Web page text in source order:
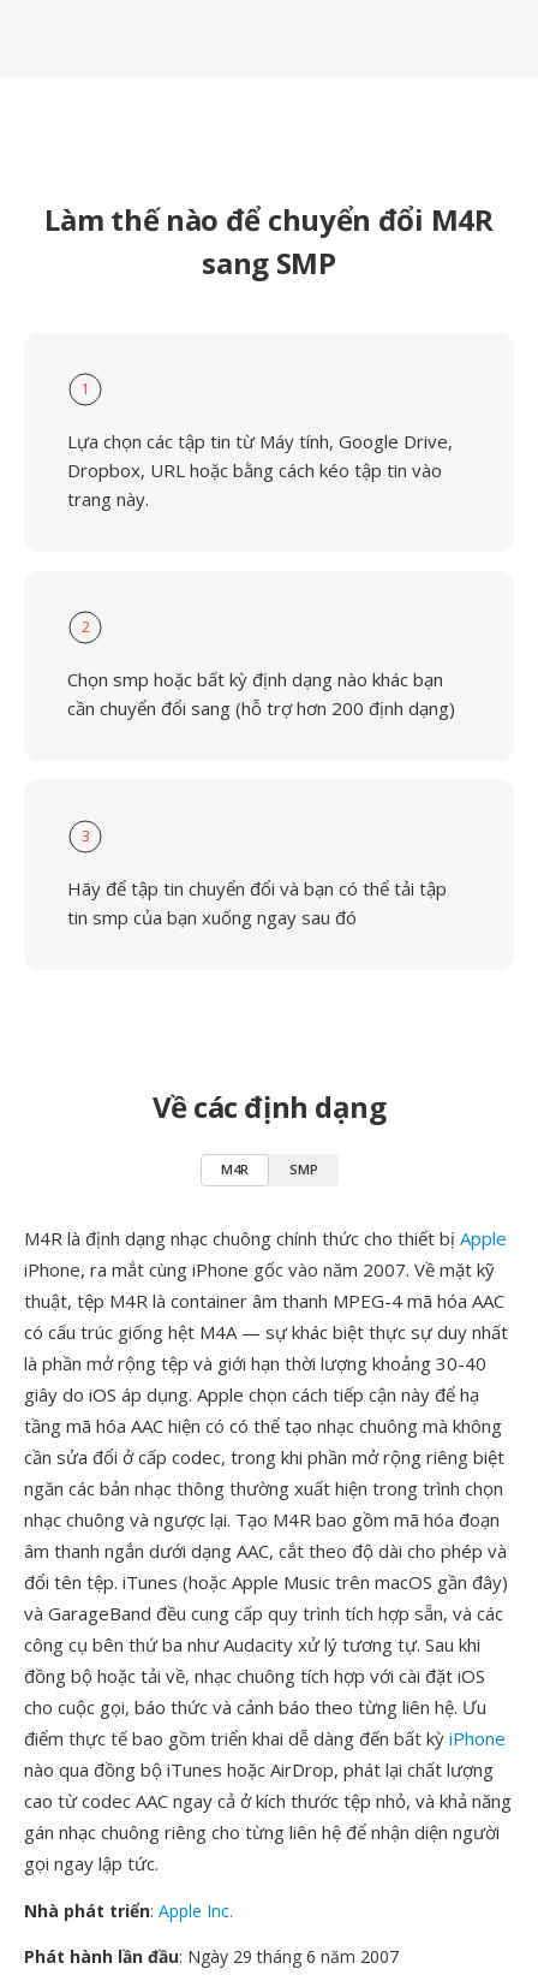
Làm thế nào để chuyển đổi M4R
sang SMP
1
Lựa chọn các tập tin từ Máy tính, Google Drive,
Dropbox, URL hoặc bằng cách kéo tập tin vào
trang này.
2
Chọn smp hoặc bất kỳ định dạng nào khác bạn
cần chuyển đổi sang (hỗ trợ hơn 200 định dạng)
3
Hãy để tập tin chuyển đổi và bạn có thể tải tập
tin smp của bạn xuống ngay sau đó
Về các định dạng
M4R SMP
M4R là định dạng nhạc chuông chính thức cho thiết bị Apple
iPhone, ra mắt cùng iPhone gốc vào năm 2007. Về mặt kỹ
thuật, tệp M4R là container âm thanh MPEG-4 mã hóa AAC
có cấu trúc giống hệt M4A — sự khác biệt thực sự duy nhất
là phần mở rộng tệp và giới hạn thời lượng khoảng 30-40
giây do iOS áp dụng. Apple chọn cách tiếp cận này để hạ
tầng mã hóa AAC hiện có có thể tạo nhạc chuông mà không
cần sửa đổi ở cấp codec, trong khi phần mở rộng riêng biệt
ngăn các bản nhạc thông thường xuất hiện trong trình chọn
nhạc chuông và ngược lại. Tạo M4R bao gồm mã hóa đoạn
âm thanh ngắn dưới dạng AAC, cắt theo độ dài cho phép và
đổi tên tệp. iTunes (hoặc Apple Music trên macOS gần đây)
và GarageBand đều cung cấp quy trình tích hợp sẵn, và các
công cụ bên thứ ba như Audacity xử lý tương tự. Sau khi
đồng bộ hoặc tải về, nhạc chuông tích hợp với cài đặt iOS
cho cuộc gọi, báo thức và cảnh báo theo từng liên hệ. Ưu
điểm thực tế bao gồm triển khai dễ dàng đến bất kỳ iPhone
nào qua đồng bộ iTunes hoặc AirDrop, phát lại chất lượng
cao từ codec AAC ngay cả ở kích thước tệp nhỏ, và khả năng
gán nhạc chuông riêng cho từng liên hệ để nhận diện người
gọi ngay lập tức.
Nhà phát triển: Apple Inc.
Phát hành lần đầu: Ngày 29 tháng 6 năm 2007